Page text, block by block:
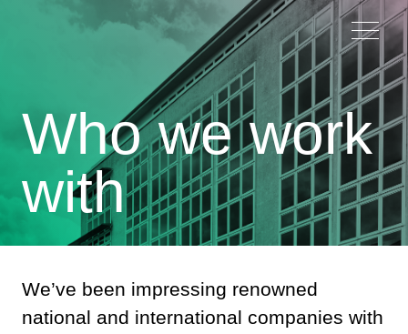
Who we work
with
We’ve been impressing renowned
national and international companies with